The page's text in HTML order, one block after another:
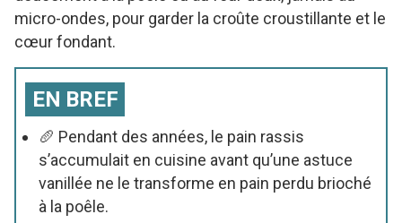
micro-ondes, pour garder la croûte croustillante et le
cœur fondant.
EN BREF
🥖 Pendant des années, le pain rassis
s’accumulait en cuisine avant qu’une astuce
vanillée ne le transforme en pain perdu brioché
à la poêle.